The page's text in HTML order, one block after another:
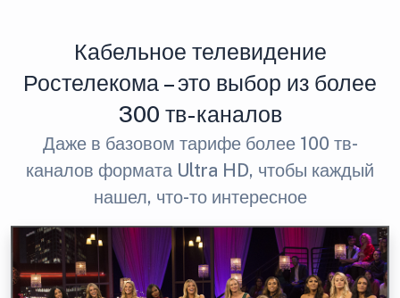
Кабельное телевидение
Ростелекома – это выбор из более
300 тв-каналов
Даже в базовом тарифе более 100 тв-
каналов формата Ultra HD, чтобы каждый
нашел, что-то интересное